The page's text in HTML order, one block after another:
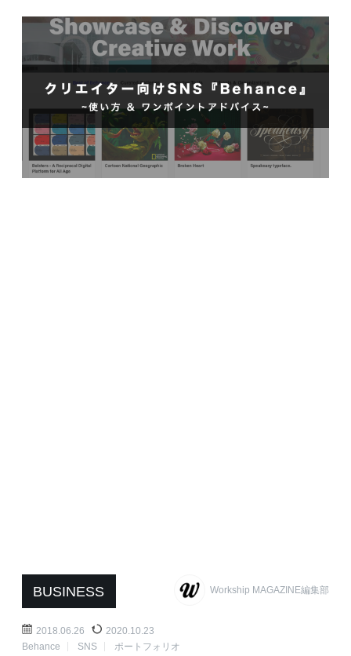
BUSINESS Workship MAGAZINE編集部
2018.06.26
2020.10.23
Behance
SNS ポートフォリオ